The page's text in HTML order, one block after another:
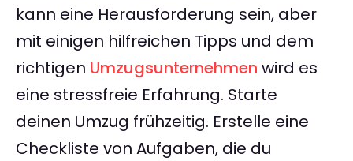
kann eine Herausforderung sein, aber
mit einigen hilfreichen Tipps und dem
richtigen Umzugsunternehmen wird es
eine stressfreie Erfahrung. Starte
deinen Umzug frühzeitig. Erstelle eine
Checkliste von Aufgaben, die du